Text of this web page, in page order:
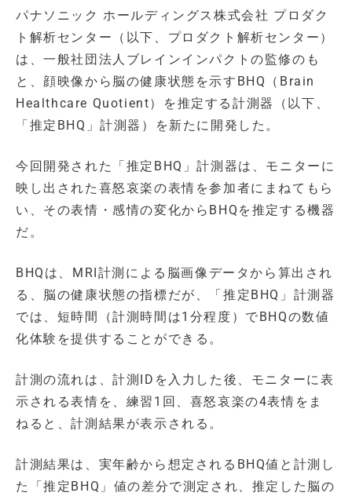
パナソニック ホールディングス株式会社 プロダク
ト解析センター（以下、プロダクト解析センター）
は、一般社団法人ブレインインパクトの監修のも
と、顔映像から脳の健康状態を示すBHQ（Brain
Healthcare Quotient）を推定する計測器（以下、
「推定BHQ」計測器）を新たに開発した。
今回開発された「推定BHQ」計測器は、モニターに
映し出された喜怒哀楽の表情を参加者にまねてもら
い、その表情・感情の変化からBHQを推定する機器
だ。
BHQは、MRI計測による脳画像データから算出され
る、脳の健康状態の指標だが、「推定BHQ」計測器
では、短時間（計測時間は1分程度）でBHQの数値
化体験を提供することができる。
計測の流れは、計測IDを入力した後、モニターに表
示される表情を、練習1回、喜怒哀楽の4表情をま
ねると、計測結果が表示される。
計測結果は、実年齢から想定されるBHQ値と計測し
た「推定BHQ」値の差分で測定され、推定した脳の